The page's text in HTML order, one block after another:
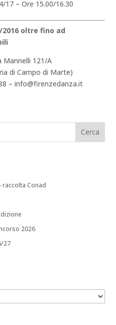
17 – Ore 15.00/16.30
2016 oltre fino ad
Mannelli 121/A
di Campo di Marte)
– info@firenzedanza.it
raccolta Conad
2026
27